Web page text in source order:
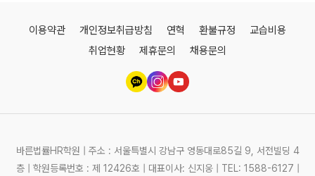
이용약관 개인정보취급방침 연혁 환불규정
교습비용
취업현황
제휴문의 채용문의
바른법률HR학원 | 주소 : 서울특별시 강남구 영동대로85길 9, 서전빌딩 4
층 | 학원등록번호 : 제 12426호 | 대표이사: 신지웅 | TEL: 1588-6127 |